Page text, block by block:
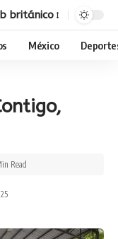
británico
México
Read